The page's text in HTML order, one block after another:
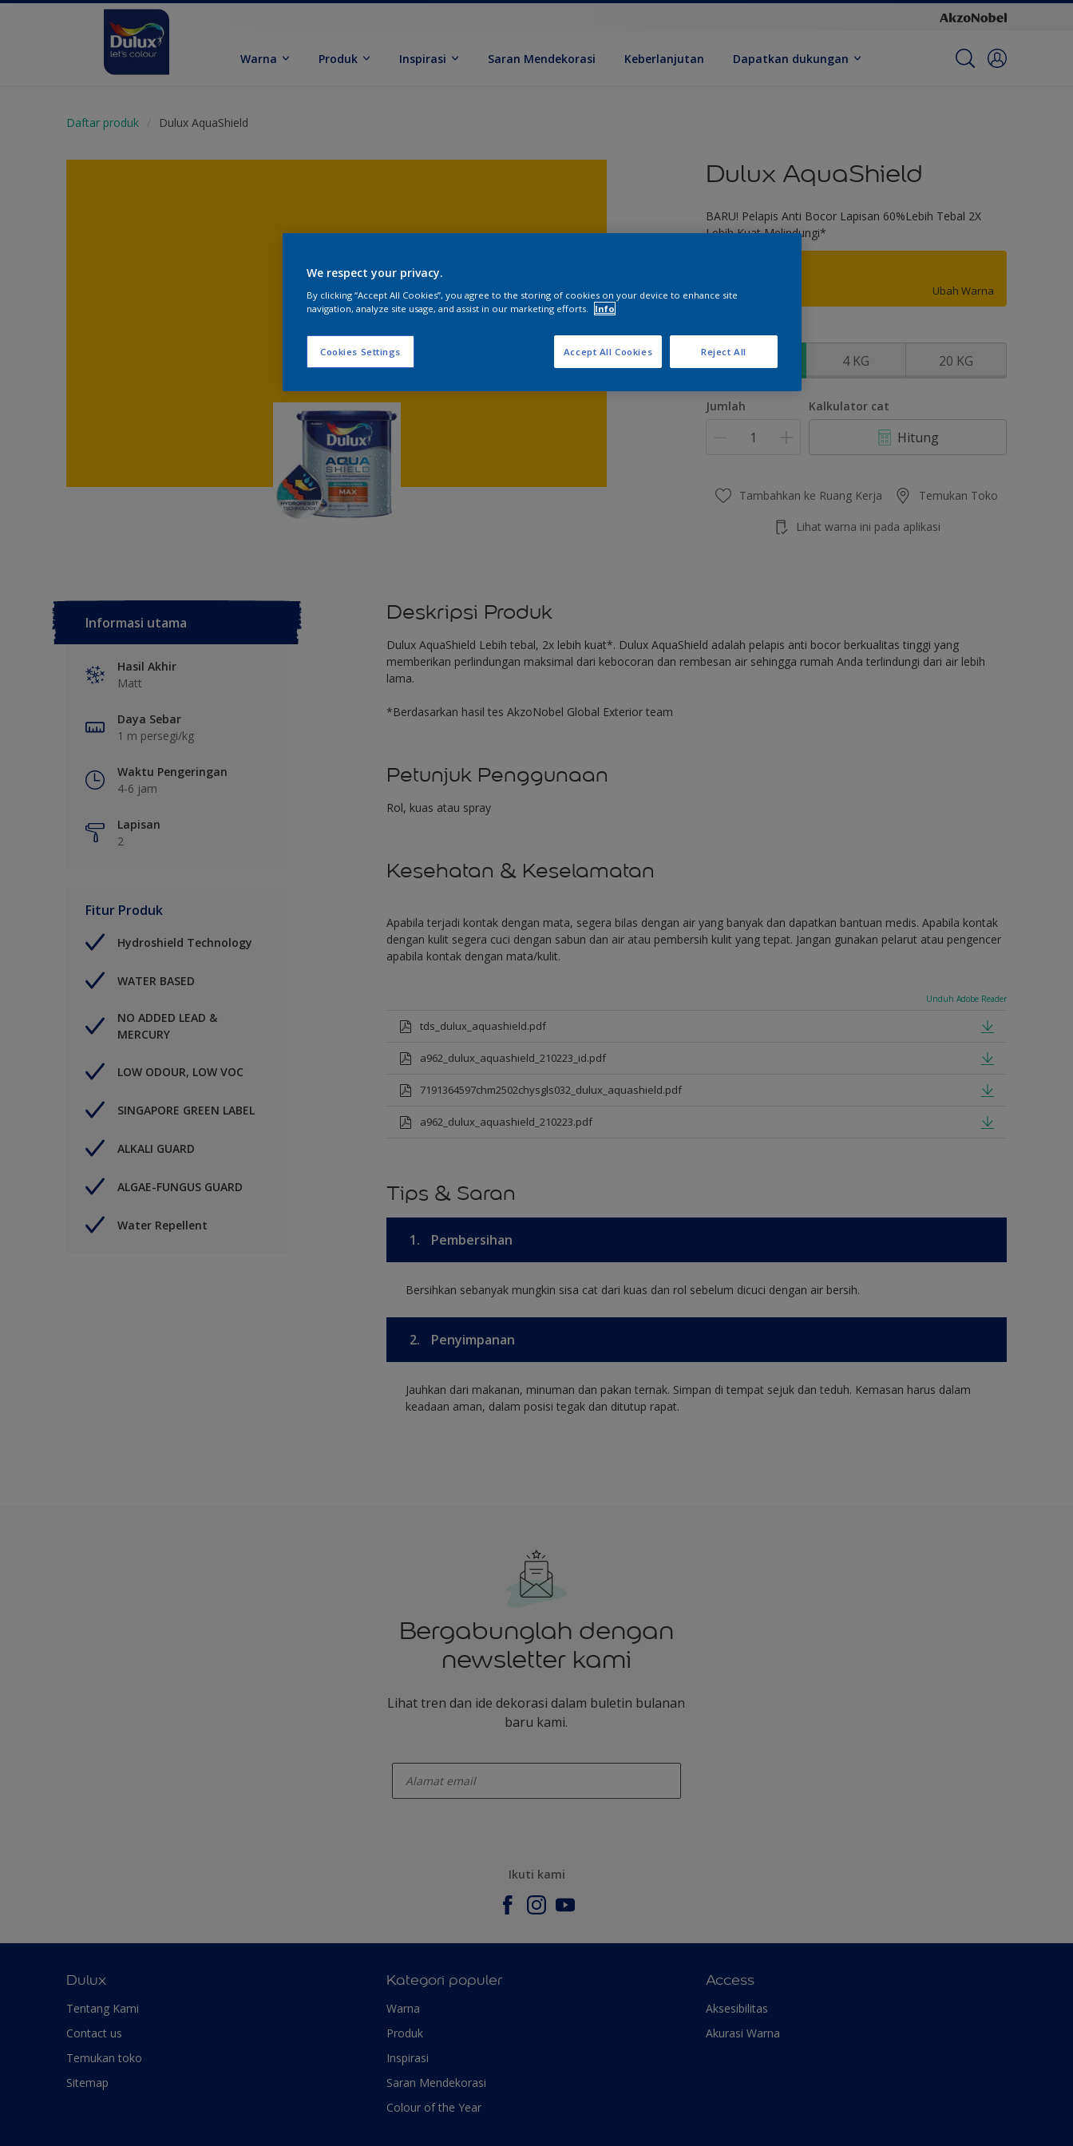
Warna Produk Inspirasi Saran Mendekorasi Keberlanjutan Dapatkan dukungan
Daftar produk Dulux AquaShield
Dulux AquaShield
BARU! Pelapis Anti Bocor Lapisan 60%Lebih Tebal 2X
Lebih Kuat Melindungi*
Ubah Warna
Ukuran
1 KG 4 KG 20 KG
Jumlah Kalkulator cat
Hitung
Tambahkan ke Ruang Kerja Temukan Toko
Lihat warna ini pada aplikasi
Informasi utama
Hasil Akhir
Matt
Daya Sebar
1 m persegi/kg
Waktu Pengeringan
4-6 jam
Lapisan
2
Fitur Produk
Hydroshield Technology
WATER BASED
NO ADDED LEAD &
MERCURY
LOW ODOUR, LOW VOC
SINGAPORE GREEN LABEL
ALKALI GUARD
ALGAE-FUNGUS GUARD
Water Repellent
Deskripsi Produk
Dulux AquaShield Lebih tebal, 2x lebih kuat*. Dulux AquaShield adalah pelapis anti bocor berkualitas tinggi yang
memberikan perlindungan maksimal dari kebocoran dan rembesan air sehingga rumah Anda terlindungi dari air lebih
lama.
*Berdasarkan hasil tes AkzoNobel Global Exterior team
Petunjuk Penggunaan
Rol, kuas atau spray
Kesehatan & Keselamatan
Apabila terjadi kontak dengan mata, segera bilas dengan air yang banyak dan dapatkan bantuan medis. Apabila kontak
dengan kulit segera cuci dengan sabun dan air atau pembersih kulit yang tepat. Jangan gunakan pelarut atau pengencer
apabila kontak dengan mata/kulit.
Unduh Adobe Reader
tds_dulux_aquashield.pdf
a962_dulux_aquashield_210223_id.pdf
7191364597chm2502chysgls032_dulux_aquashield.pdf
a962_dulux_aquashield_210223.pdf
Tips & Saran
1. Pembersihan
Bersihkan sebanyak mungkin sisa cat dari kuas dan rol sebelum dicuci dengan air bersih.
2. Penyimpanan
Jauhkan dari makanan, minuman dan pakan ternak. Simpan di tempat sejuk dan teduh. Kemasan harus dalam
keadaan aman, dalam posisi tegak dan ditutup rapat.
Bergabunglah dengan
newsletter kami
Lihat tren dan ide dekorasi dalam buletin bulanan
baru kami.
Ikuti kami
Dulux
Tentang Kami
Contact us
Temukan toko
Sitemap
Kategori populer
Warna
Produk
Inspirasi
Saran Mendekorasi
Colour of the Year
Access
Aksesibilitas
Akurasi Warna
We respect your privacy.
By clicking “Accept All Cookies”, you agree to the storing of cookies on your device to enhance site
navigation, analyze site usage, and assist in our marketing efforts.
Info
Cookies Settings Reject All
Accept All Cookies